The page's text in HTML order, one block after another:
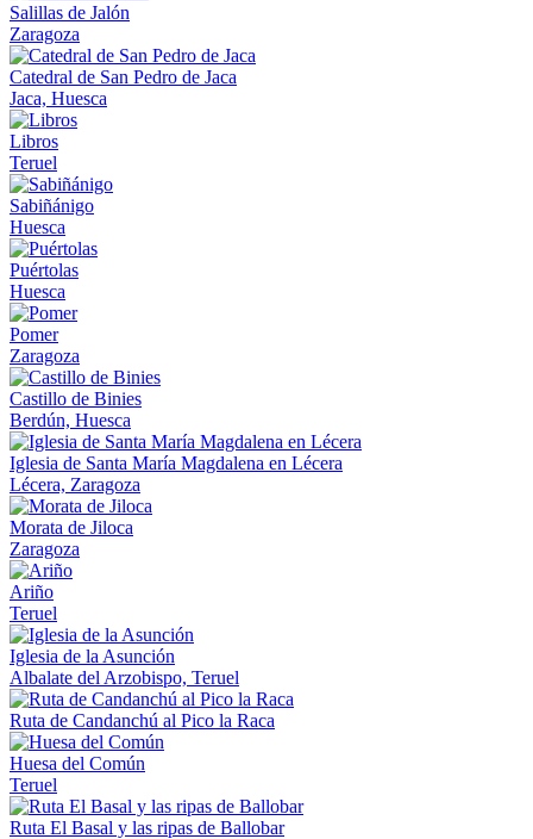
Salillas de Jalón
Zaragoza
Catedral de San Pedro de Jaca
Jaca, Huesca
Libros
Teruel
Sabiñánigo
Huesca
Puértolas
Huesca
Pomer
Zaragoza
Castillo de Binies
Berdún, Huesca
Iglesia de Santa María Magdalena en Lécera
Lécera, Zaragoza
Morata de Jiloca
Zaragoza
Ariño
Teruel
Iglesia de la Asunción
Albalate del Arzobispo, Teruel
Ruta de Candanchú al Pico la Raca
Huesa del Común
Teruel
Ruta El Basal y las ripas de Ballobar